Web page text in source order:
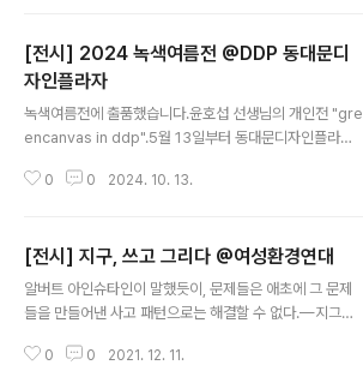
장료 없음그린캔바스(북한산우이역 2번 출구)https://pla
ce.map.kakao.com/1860470153주최: 그린캔바스
후원: 매터스인류크, 범우연합, 보틀팩토리, 송석재단, GR
EENSEEDS, STAEDTLER [전시] 2022 녹색여름전 @
그린캔바스자연의 어떤 것도 홀로 존재하지 않는다― 레이
첼 카슨, 침묵의 봄, 1962#나무읽는목요일 1..
[전시] 2024 녹색여름전 @DDP 동대문디
자인플라자
녹색여름전에 출품했습니다.윤호섭 선생님의 개인전 "gre
encanvas in ddp".5월 13일부터 동대문디자인플라자
DDP에 펼쳐진 그린 캔버스, 윤호섭 디자이너8월 29일 부
중 '아메리카 원주민 속담' 철사 필사로 참가했습니다.녹색
여름전 2024.8.29(금) - 9.29(일)DDP 동대문디자인플
라자 3층 둘레길갤러리오전 10시 - 오후 8시추석 당일 휴
TLER
0 0 2024. 10. 13.
[전시] 지구, 쓰고 그리다 @여성환경연대
알버트 아인슈타인이 말했듯이, 문제들은 애초에 그 문제
들을 만들어낸 사고 패턴으로는 해결할 수 없다.—지그문
가합니다.저는 철사로 알버트 아인슈타인의 문장을 필사한
0 0 2021. 12. 11.